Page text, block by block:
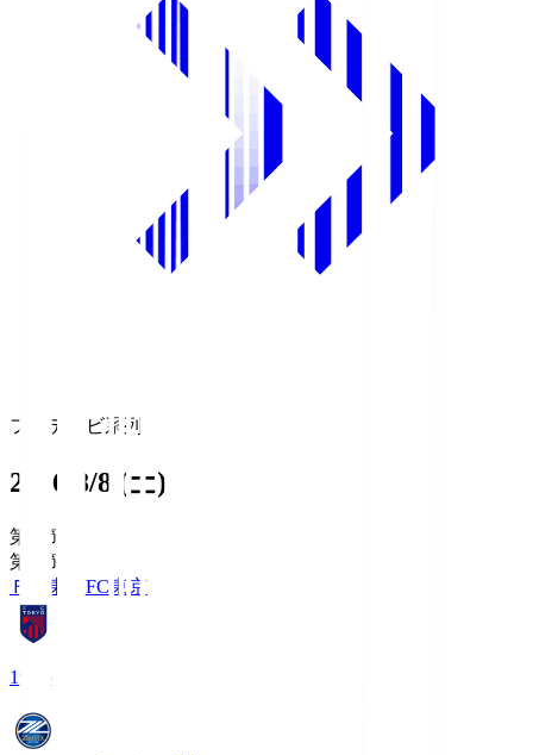
フジテレビ系列
2026/8/8 (土)
第1節
第1節
ＦＣ東京 FC東京
19:06